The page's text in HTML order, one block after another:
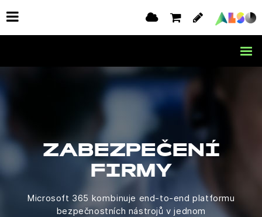
ZABEZPEČENÍ
FIRMY
Microsoft 365 kombinuje end-to-end platformu
bezpečnostních nástrojů v jednom